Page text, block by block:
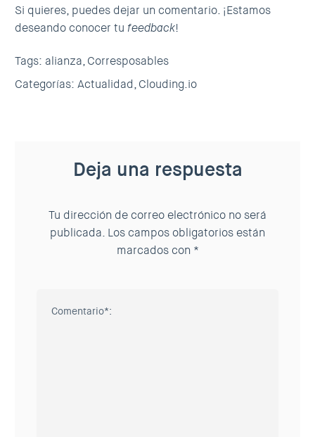
Si quieres, puedes dejar un comentario. ¡Estamos
deseando conocer tu feedback!
Tags: alianza,Corresposables
Categorías: Actualidad,Clouding.io
Deja una respuesta
Tu dirección de correo electrónico no será
publicada. Los campos obligatorios están
marcados con *